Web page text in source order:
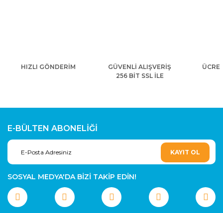
HIZLI GÖNDERİM
GÜVENLİ ALIŞVERİŞ
256 BİT SSL İLE
E-BÜLTEN ABONELİĞİ
KAYIT OL
SOSYAL MEDYA'DA BİZİ TAKİP EDİN!